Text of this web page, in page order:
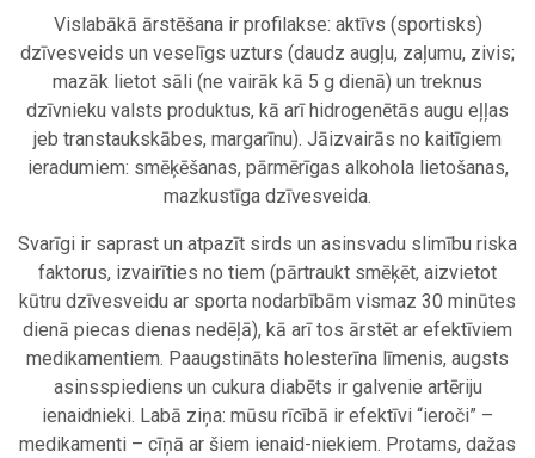
Vislabākā ārstēšana ir profilakse: aktīvs (sportisks)
dzīvesveids un veselīgs uzturs (daudz augļu, zaļumu, zivis;
mazāk lietot sāli (ne vairāk kā 5 g dienā) un treknus
dzīvnieku valsts produktus, kā arī hidrogenētās augu eļļas
jeb transtaukskābes, margarīnu). Jāizvairās no kaitīgiem
ieradumiem: smēķēšanas, pārmērīgas alkohola lietošanas,
mazkustīga dzīvesveida.
Svarīgi ir saprast un atpazīt sirds un asinsvadu slimību riska
faktorus, izvairīties no tiem (pārtraukt smēķēt, aizvietot
kūtru dzīvesveidu ar sporta nodarbībām vismaz 30 minūtes
dienā piecas dienas nedēļā), kā arī tos ārstēt ar efektīviem
medikamentiem. Paaugstināts holesterīna līmenis, augsts
asinsspiediens un cukura diabēts ir galvenie artēriju
ienaidnieki. Labā ziņa: mūsu rīcībā ir efektīvi “ieroči” –
medikamenti – cīņā ar šiem ienaid-niekiem. Protams, dažas